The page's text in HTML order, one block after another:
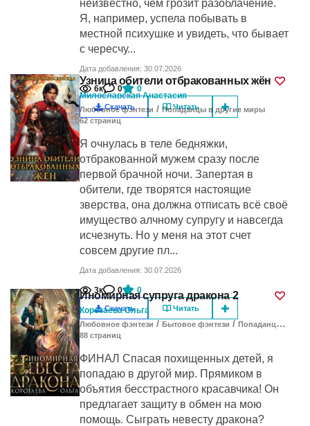
неизвестно, чем грозит разоблачение.
Я, например, успела побывать в
местной психушке и увидеть, что бывает
с чересчу...
Дата добавления: 30.07.2026
6к 0 0
Скачать Читать
Узница обители отбракованных жён
Милославская Анастасия
Любовное фэнтези / Попаданцы в другие миры
62cтраниц
Я очнулась в теле бедняжки,
отбракованной мужем сразу после
первой брачной ночи. Запертая в
обители, где творятся настоящие
зверства, она должна отписать всё своё
имущество алчному супругу и навсегда
исчезнуть. Но у меня на этот счет
совсем другие пл...
Дата добавления: 30.07.2026
3к 0 0
Скачать Читать
Иномирная супруга дракона 2
Коротаева Ольга
Любовное фэнтези / Бытовое фэнтези / Попаданцы в другие миры
88 cтраниц
ФИНАЛ Спасая похищенных детей, я
попадаю в другой мир. Прямиком в
объятия бесстрастного красавчика! Он
предлагает защиту в обмен на мою
помощь. Сыграть невесту дракона?